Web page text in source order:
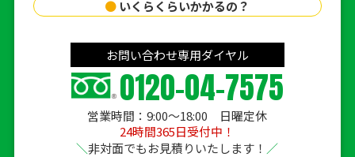
● いくらくらいかかるの？
お問い合わせ専用ダイヤル
0120-04-7575
営業時間：9:00〜18:00 日曜定休
24時間365日受付中！
非対面でもお見積りいたします！